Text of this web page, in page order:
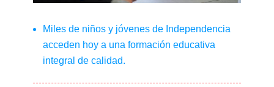
Miles de niños y jóvenes de Independencia
acceden hoy a una formación educativa
integral de calidad.